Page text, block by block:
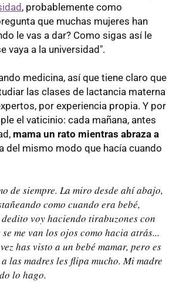
, probablemente como
que muchas mujeres han
le vas a dar? Como sigas así le
vaya a la universidad".
medicina, así que tiene claro que
las clases de lactancia materna
por experiencia propia. Y por
el vaticinio: cada mañana, antes
mama un rato mientras abraza a
del mismo modo que hacía cuando
de siempre. La miro desde ahí abajo,
como cuando era bebé,
voy haciendo tirabuzones con
se me van los ojos como hacia atrás...
has visto a un bebé mamar, pero es
las madres les flipa mucho. Mi madre
lo hago.